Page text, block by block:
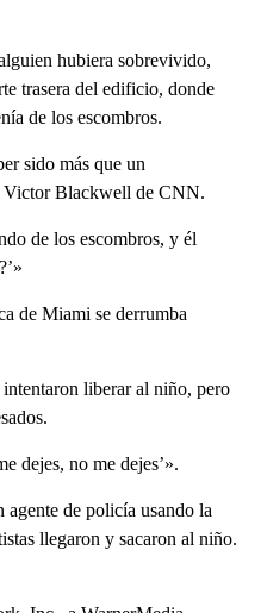
hubiera sobrevivido,
trasera del edificio, donde
de los escombros.
sido más que un
Victor Blackwell de CNN.
de los escombros, y él
de Miami se derrumba
liberar al niño, pero
dejes, no me dejes’».
agente de policía usando la
llegaron y sacaron al niño.